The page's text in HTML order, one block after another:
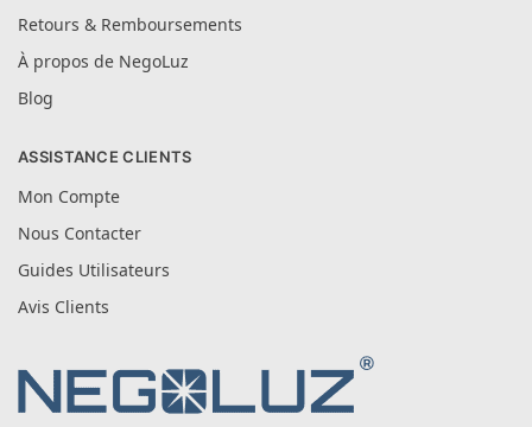
Retours & Remboursements
À propos de NegoLuz
Blog
ASSISTANCE CLIENTS
Mon Compte
Nous Contacter
Guides Utilisateurs
Avis Clients